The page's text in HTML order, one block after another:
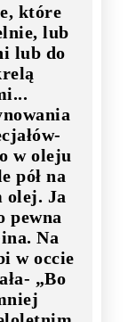
które
lub
lub do
w oleju
pół na
olej. Ja
pewna
Na
w occie
„Bo